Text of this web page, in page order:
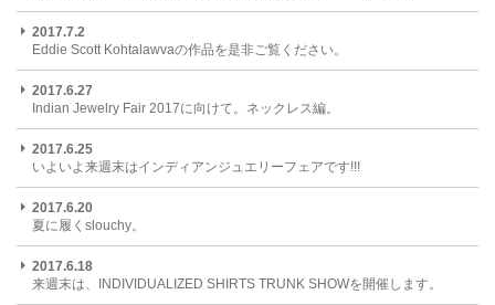
2017.7.2
Eddie Scott Kohtalawvaの作品を是非ご覧ください。
2017.6.27
Indian Jewelry Fair 2017に向けて。ネックレス編。
2017.6.25
いよいよ来週末はインディアンジュエリーフェアです!!!
2017.6.20
夏に履くslouchy。
2017.6.18
来週末は、INDIVIDUALIZED SHIRTS TRUNK SHOWを開催します。